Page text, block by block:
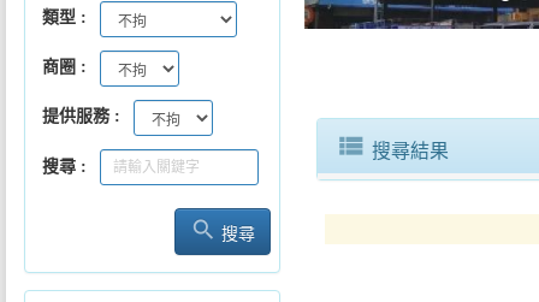
類型
商圈
提供服務
搜尋
search 搜尋
view_list 搜尋結果